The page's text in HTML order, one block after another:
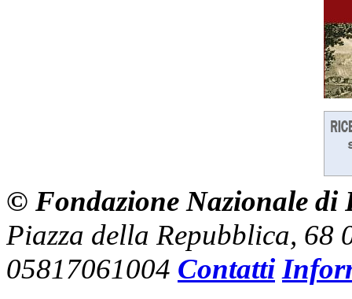
© Fondazione Nazionale di
Piazza della Repubblica, 68
05817061004 Contatti